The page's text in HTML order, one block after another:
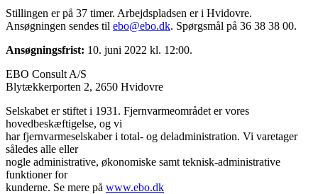
Stillingen er på 37 timer. Arbejdspladsen er i Hvidovre.
Ansøgningen sendes til ebo@ebo.dk. Spørgsmål på 36 38 38 00.
Ansøgningsfrist: 10. juni 2022 kl. 12:00.
EBO Consult A/S
Blytækkerporten 2, 2650 Hvidovre
Selskabet er stiftet i 1931. Fjernvarmeområdet er vores
hovedbeskæftigelse, og vi
har fjernvarmeselskaber i total- og deladministration. Vi varetager
således alle eller
nogle administrative, økonomiske samt teknisk-administrative
funktioner for
kunderne. Se mere på www.ebo.dk